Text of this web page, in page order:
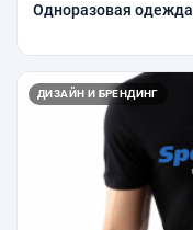
Одноразовая одежда
ДИЗАЙН И БРЕНДИНГ